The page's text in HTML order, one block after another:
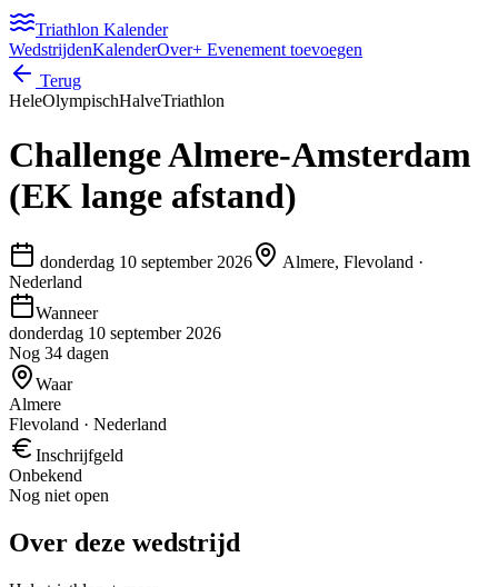
Triathlon Kalender
WedstrijdenKalenderOver+ Evenement toevoegen
Terug
HeleOlympischHalveTriathlon
Challenge Almere-Amsterdam
(EK lange afstand)
donderdag 10 september 2026 Almere, Flevoland ·
Nederland
Wanneer
donderdag 10 september 2026
Nog 34 dagen
Waar
Almere
Flevoland · Nederland
Inschrijfgeld
Onbekend
Nog niet open
Over deze wedstrijd